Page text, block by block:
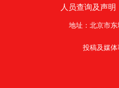
人员查询及声明
地址：北京市
投稿及媒体